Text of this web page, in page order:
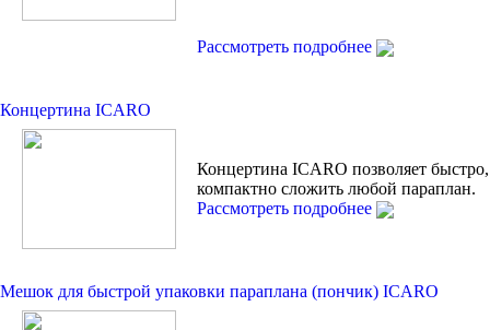
Рассмотреть подробнее
Концертина ICARO
Концертина ICARO позволяет
компактно сложить любой параплан.
Рассмотреть подробнее
Мешок для быстрой упаковки параплана (пончик) ICARO